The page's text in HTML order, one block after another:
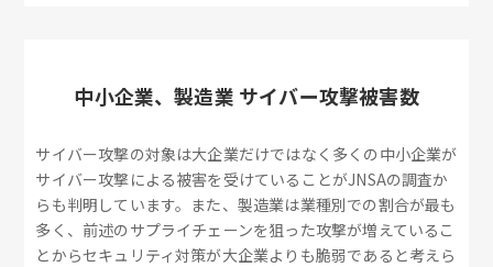
中小企業、製造業 サイバー攻撃被害数
サイバー攻撃の対象は大企業だけではなく多くの中小企業が
サイバー攻撃による被害を受けていることがJNSAの調査か
らも判明しています。また、製造業は業種別での割合が最も
多く、前述のサプライチェーンを狙った攻撃が増えているこ
とからセキュリティ対策が大企業よりも脆弱であると考えら